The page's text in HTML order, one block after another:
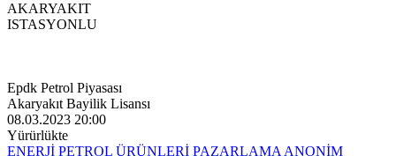
AKARYAKIT
ISTASYONLU
Epdk Petrol Piyasası
Akaryakıt Bayilik Lisansı
08.03.2023 20:00
Yürürlükte
ENERJİ PETROL ÜRÜNLERİ PAZARLAMA ANONİM